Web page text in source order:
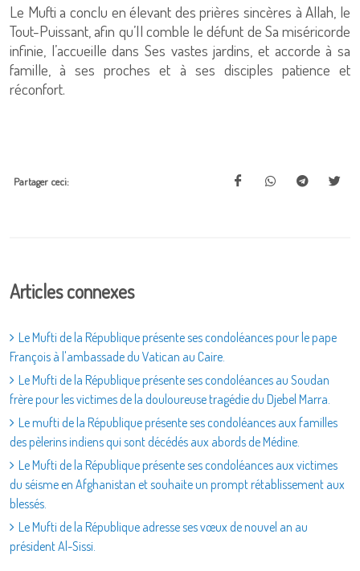
Le Mufti a conclu en élevant des prières sincères à Allah, le
Tout-Puissant, afin qu’Il comble le défunt de Sa miséricorde
infinie, l’accueille dans Ses vastes jardins, et accorde à sa
famille, à ses proches et à ses disciples patience et
réconfort.
Partager ceci:
Articles connexes
Le Mufti de la République présente ses condoléances pour le pape
François à l'ambassade du Vatican au Caire.
Le Mufti de la République présente ses condoléances au Soudan
frère pour les victimes de la douloureuse tragédie du Djebel Marra.
Le mufti de la République présente ses condoléances aux familles
des pèlerins indiens qui sont décédés aux abords de Médine.
Le Mufti de la République présente ses condoléances aux victimes
du séisme en Afghanistan et souhaite un prompt rétablissement aux
blessés.
Le Mufti de la République adresse ses vœux de nouvel an au
président Al-Sissi.